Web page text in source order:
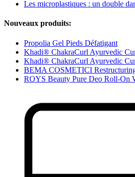
Les microplastiques : un double
Nouveaux produits:
Propolia Gel Pieds Défatigant
Khadi® ChakraCurl Ayurvedic
Khadi® ChakraCurl Ayurvedic
BEMA COSMETICI
ROYS Beauty Pure Deo Roll-On